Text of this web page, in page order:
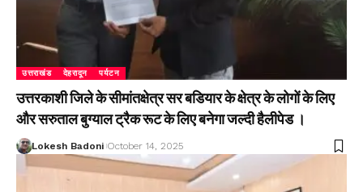
उत्तराखंड देहरादून पर्यटन
उत्तरकाशी जिले के सीमांतक्षेत्र सर बडियार के क्षेत्र के लोगों के लिए
और सरुताल बुग्याल ट्रैक रूट के लिए बनेगा जल्दी हैलीपेड ।
Lokesh Badoni October 14, 2025